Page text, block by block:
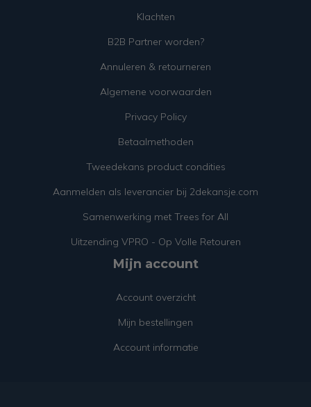
Klachten
B2B Partner worden?
Annuleren & retourneren
Algemene voorwaarden
Privacy Policy
Betaalmethoden
Tweedekans product condities
Aanmelden als leverancier bij 2dekansje.com
Samenwerking met Trees for All
Uitzending VPRO - Op Volle Retouren
Mijn account
Account overzicht
Mijn bestellingen
Account informatie